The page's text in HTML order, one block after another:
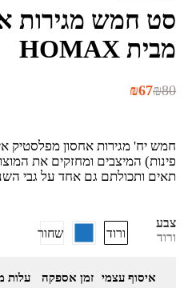
סט חמש מגירות
מבית HOMAX
₪80
המחיר₪67
המחיר
חמש יח' מגירות אחסון מפלסטיק
פינות) המיצבים ומחזקים את
תאים ותכולתם גם אחד על גבי
צבע
ורוד
ורוד שחור
איסוף עצמי
זמן אספקה
עלות